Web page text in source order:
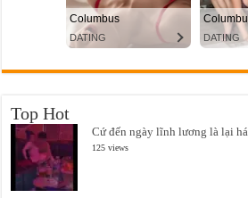
Top Hot
Cứ đến ngày lĩnh lương là lại
125 views